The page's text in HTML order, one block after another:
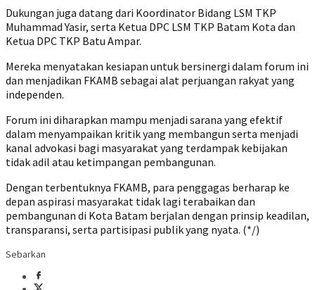
Dukungan juga datang dari Koordinator Bidang LSM TKP
Muhammad Yasir, serta Ketua DPC LSM TKP Batam Kota dan
Ketua DPC TKP Batu Ampar.
Mereka menyatakan kesiapan untuk bersinergi dalam forum ini
dan menjadikan FKAMB sebagai alat perjuangan rakyat yang
independen.
Forum ini diharapkan mampu menjadi sarana yang efektif
dalam menyampaikan kritik yang membangun serta menjadi
kanal advokasi bagi masyarakat yang terdampak kebijakan
tidak adil atau ketimpangan pembangunan.
Dengan terbentuknya FKAMB, para penggagas berharap ke
depan aspirasi masyarakat tidak lagi terabaikan dan
pembangunan di Kota Batam berjalan dengan prinsip keadilan,
transparansi, serta partisipasi publik yang nyata. (*/)
Sebarkan